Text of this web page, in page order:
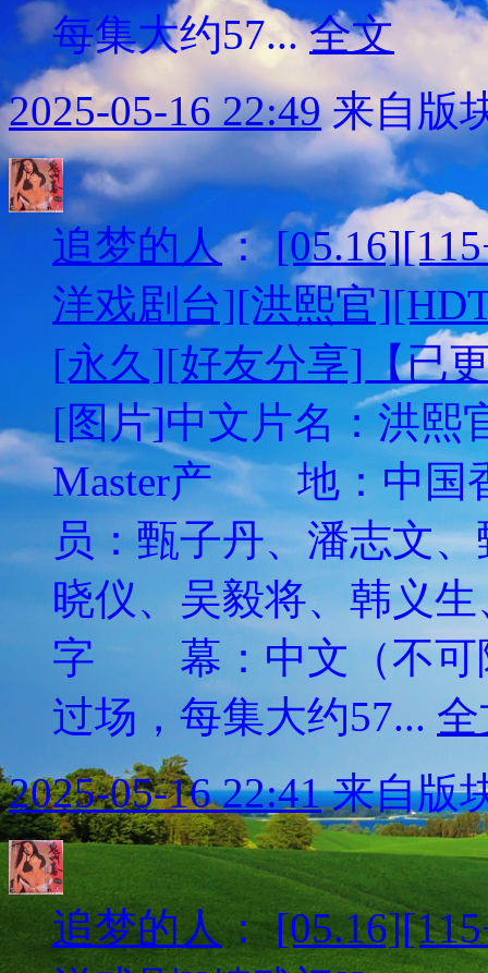
每集大约57...全文
2025-05-16 22:49来自版
追梦的人：
洋戏剧台][洪熙官
[永久][好友分享]【已
[图片]中文片名：洪熙
Master产 地：中
员：甄子丹、潘志文
晓仪、吴毅将、韩
字 幕：中文（不可
过场，每集大约57...
2025-05-16 22:41来自版
追梦的人：